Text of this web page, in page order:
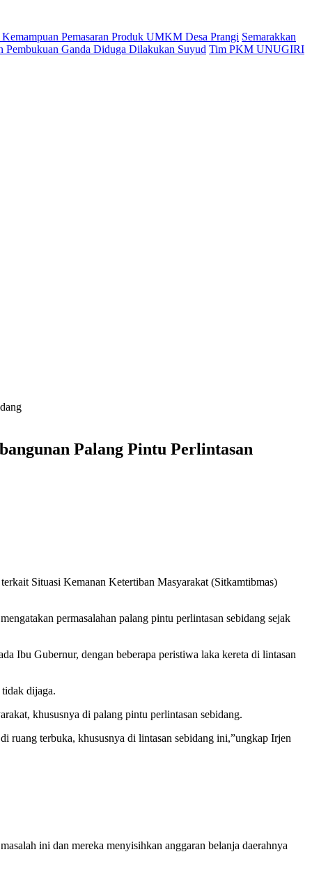
Pemasaran Produk UMKM Desa Prangi Semarakkan
Pembukuan Ganda Diduga Dilakukan Suyud Tim PKM UNUGIRI
Palang Pintu Perlintasan
Situasi Kemanan Ketertiban Masyarakat (Sitkamtibmas)
permasalahan palang pintu perlintasan sebidang sejak
Ibu Gubernur, dengan beberapa peristiwa laka kereta di lintasan
dijaga.
khususnya di palang pintu perlintasan sebidang.
ruang terbuka, khususnya di lintasan sebidang ini,”ungkap Irjen
ini dan mereka menyisihkan anggaran belanja daerahnya